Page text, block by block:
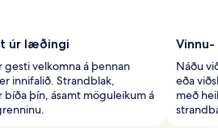
úr læðingi
velkomna á þennan
innifalið. Strandblak,
þín, ásamt möguleikum á
Náðu
eða
með